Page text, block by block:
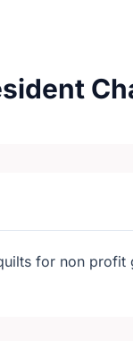
for non profit